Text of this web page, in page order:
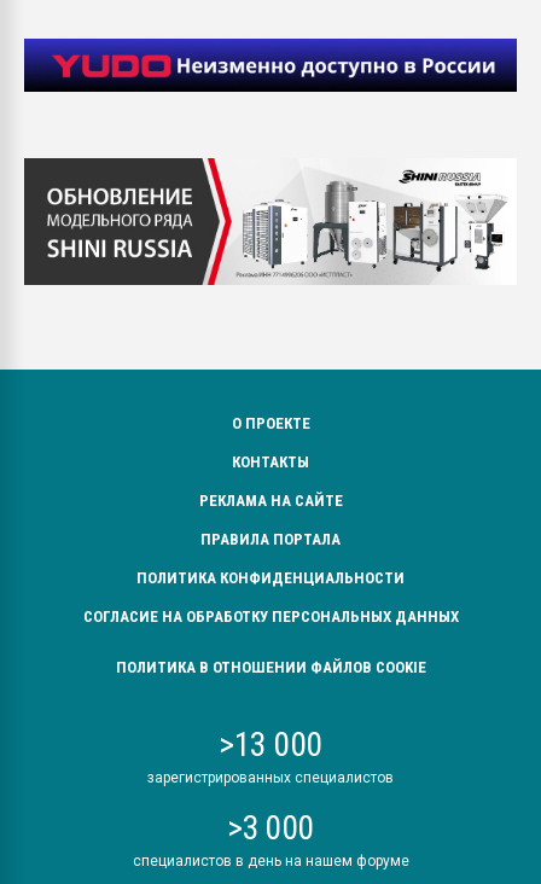
О ПРОЕКТЕ
КОНТАКТЫ
РЕКЛАМА НА САЙТЕ
ПРАВИЛА ПОРТАЛА
ПОЛИТИКА КОНФИДЕНЦИАЛЬНОСТИ
СОГЛАСИЕ НА ОБРАБОТКУ ПЕРСОНАЛЬНЫХ ДАННЫХ
ПОЛИТИКА В ОТНОШЕНИИ ФАЙЛОВ COOKIE
>13 000
зарегистрированных специалистов
>3 000
специалистов в день на нашем форуме